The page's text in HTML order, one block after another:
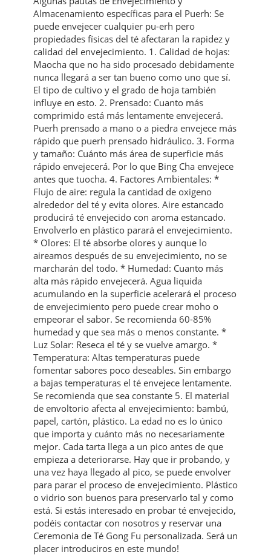
Almacenamiento específicas para el Puerh: Se
puede envejecer cualquier pu-erh pero
propiedades físicas del té afectaran la rapidez y
calidad del envejecimiento. 1. Calidad de hojas:
Maocha que no ha sido procesado debidamente
nunca llegará a ser tan bueno como uno que sí.
El tipo de cultivo y el grado de hoja también
influye en esto. 2. Prensado: Cuanto más
comprimido está más lentamente envejecerá.
Puerh prensado a mano o a piedra envejece más
rápido que puerh prensado hidráulico. 3. Forma
y tamaño: Cuánto más área de superficie más
rápido envejecerá. Por lo que Bing Cha envejece
antes que tuocha. 4. Factores Ambientales: *
Flujo de aire: regula la cantidad de oxigeno
alrededor del té y evita olores. Aire estancado
producirá té envejecido con aroma estancado.
Envolverlo en plástico parará el envejecimiento.
* Olores: El té absorbe olores y aunque lo
aireamos después de su envejecimiento, no se
marcharán del todo. * Humedad: Cuanto más
alta más rápido envejecerá. Agua liquida
acumulando en la superficie acelerará el proceso
de envejecimiento pero puede crear moho o
empeorar el sabor. Se recomienda 60-85%
humedad y que sea más o menos constante. *
Luz Solar: Reseca el té y se vuelve amargo. *
Temperatura: Altas temperaturas puede
fomentar sabores poco deseables. Sin embargo
a bajas temperaturas el té envejece lentamente.
Se recomienda que sea constante 5. El material
de envoltorio afecta al envejecimiento: bambú,
papel, cartón, plástico. La edad no es lo único
que importa y cuánto más no necesariamente
mejor. Cada tarta llega a un pico antes de que
empieza a deteriorarse. Hay que ir probando, y
una vez haya llegado al pico, se puede envolver
para parar el proceso de envejecimiento. Plástico
o vidrio son buenos para preservarlo tal y como
está. Si estás interesado en probar té envejecido,
podéis contactar con nosotros y reservar una
Ceremonia de Té Gong Fu personalizada. Será un
placer introduciros en este mundo!